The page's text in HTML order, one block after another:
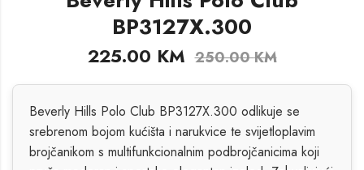
BP3127X.300
225.00 KM 250.00KM
Beverly Hills Polo Club BP3127X.300 odlikuje se
srebrenom bojom kućišta i narukvice te svijetloplavim
brojčanikom s multifunkcionalnim podbrojčanicima koji